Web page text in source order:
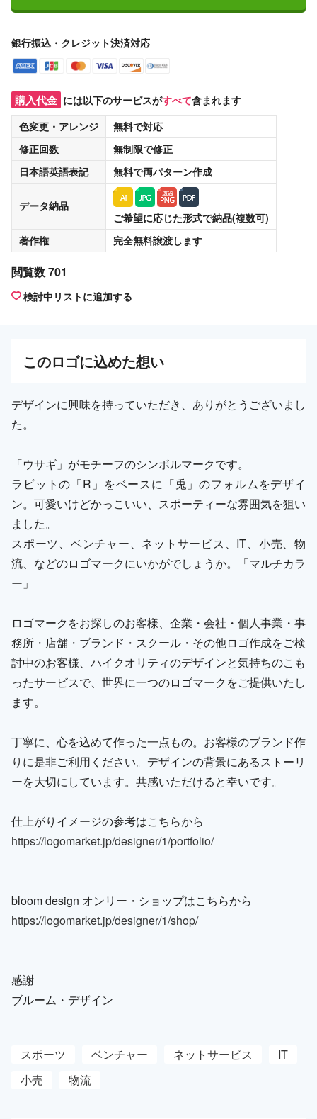
銀行振込・クレジット決済対応
購入代金 には以下のサービスがすべて含まれます
色変更・アレンジ
無料で対応
修正回数
無制限で修正
日本語英語表記
無料で両パターン作成
データ納品
ご希望に応じた形式で納品(複数可)
著作権
完全無料譲渡します
閲覧数 701
検討中リストに追加する
このロゴに込めた想い
デザインに興味を持っていただき、ありがとうございまし
た。
「ウサギ」がモチーフのシンボルマークです。
ラビットの「R」をベースに「兎」のフォルムをデザイ
ン。可愛いけどかっこいい、スポーティーな雰囲気を狙い
ました。
スポーツ、ベンチャー、ネットサービス、IT、小売、物
流、などのロゴマークにいかがでしょうか。「マルチカラ
ー」
ロゴマークをお探しのお客様、企業・会社・個人事業・事
務所・店舗・ブランド・スクール・その他ロゴ作成をご検
討中のお客様、ハイクオリティのデザインと気持ちのこも
ったサービスで、世界に一つのロゴマークをご提供いたし
ます。
丁寧に、心を込めて作った一点もの。お客様のブランド作
りに是非ご利用ください。デザインの背景にあるストーリ
ーを大切にしています。共感いただけると幸いです。
仕上がりイメージの参考はこちらから
https://logomarket.jp/designer/1/portfolio/
bloom design オンリー・ショップはこちらから
https://logomarket.jp/designer/1/shop/
感謝
ブルーム・デザイン
スポーツ ベンチャー ネットサービス
IT
小売
物流